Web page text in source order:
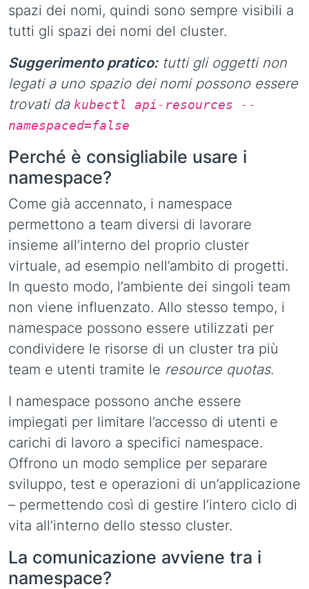
spazi dei nomi, quindi sono sempre visibili a
tutti gli spazi dei nomi del cluster.
Suggerimento pratico:tutti gli oggetti non
legati a uno spazio dei nomi possono essere
trovati da kubectl api-resources --
namespaced=false
Perché è consigliabile usare i
namespace?
Come già accennato, i namespace
permettono a team diversi di lavorare
insieme all’interno del proprio cluster
virtuale, ad esempio nell’ambito di progetti.
In questo modo, l’ambiente dei singoli team
non viene influenzato. Allo stesso tempo, i
namespace possono essere utilizzati per
condividere le risorse di un cluster tra più
team e utenti tramite le resource quotas.
I namespace possono anche essere
impiegati per limitare l’accesso di utenti e
carichi di lavoro a specifici namespace.
Offrono un modo semplice per separare
sviluppo, test e operazioni di un’applicazione
– permettendo così di gestire l’intero ciclo di
vita all’interno dello stesso cluster.
La comunicazione avviene tra i
namespace?